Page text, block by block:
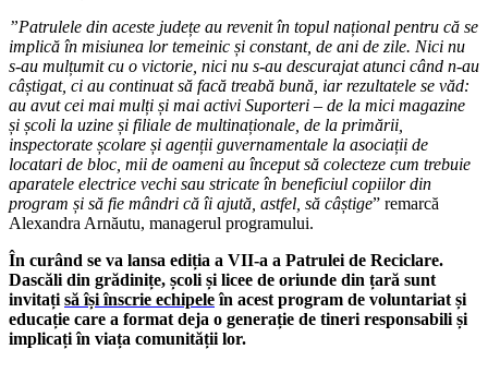
”Patrulele din aceste județe au revenit în topul național pentru că se
implică în misiunea lor temeinic și constant, de ani de zile. Nici nu
s-au mulțumit cu o victorie, nici nu s-au descurajat atunci când n-au
câștigat, ci au continuat să facă treabă bună, iar rezultatele se văd:
au avut cei mai mulți și mai activi Suporteri – de la mici magazine
și școli la uzine și filiale de multinaționale, de la primării,
inspectorate școlare și agenții guvernamentale la asociații de
locatari de bloc, mii de oameni au început să colecteze cum trebuie
aparatele electrice vechi sau stricate în beneficiul copiilor din
program și să fie mândri că îi ajută, astfel, să câștige” remarcă
Alexandra Arnăutu, managerul programului.
În curând se va lansa ediția a VII-a a Patrulei de Reciclare.
Dascăli din grădinițe, școli și licee de oriunde din țară sunt
invitați să își înscrie echipeleîn acest program de voluntariat și
educație care a format deja o generație de tineri responsabili și
implicați în viața comunității lor.